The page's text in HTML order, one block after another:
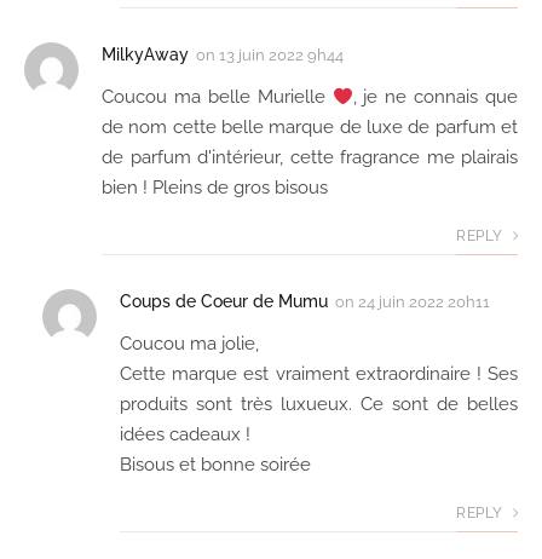
MilkyAway on 13 juin 2022 9h44
Coucou ma belle Murielle
, je ne connais que
de nom cette belle marque de luxe de parfum et
de parfum d'intérieur, cette fragrance me plairais
bien ! Pleins de gros bisous
REPLY
Coups de Coeur de Mumu on 24 juin 2022 20h11
Coucou ma jolie,
Cette marque est vraiment extraordinaire ! Ses
produits sont très luxueux. Ce sont de belles
idées cadeaux !
Bisous et bonne soirée
REPLY